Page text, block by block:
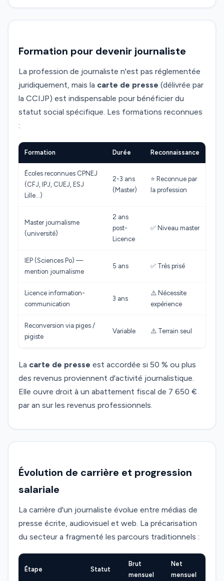
Formation pour devenir journaliste
La profession de journaliste n'est pas réglementée
juridiquement, mais la carte de presse (délivrée par
la CCIJP) est indispensable pour bénéficier du
statut social spécifique. Les formations reconnues
:
Formation Durée Reconnaissance
Écoles reconnues CPNEJ
(CFJ, IPJ, CUEJ, ESJ
Lille…)
2-3 ans
(Master)
⭐ Reconnue par
la profession
Master journalisme
(université)
2 ans
post-
Licence
✅ Niveau master
IEP (Sciences Po) —
mention journalisme
5 ans ✅ Très prisé
Licence information-
communication
3 ans
⚠️ Nécessite
expérience
Reconversion via piges /
pigiste
Variable ⚠️ Terrain seul
La carte de presse est accordée si 50 % ou plus
des revenus proviennent d'activité journalistique.
Elle ouvre droit à un abattement fiscal de 7 650 €
par an sur les revenus professionnels.
Évolution de carrière et progression
salariale
La carrière d'un journaliste évolue entre médias de
presse écrite, audiovisuel et web. La précarisation
du secteur a fragmenté les parcours traditionnels :
Étape Statut
Brut
mensuel
Net
mensuel